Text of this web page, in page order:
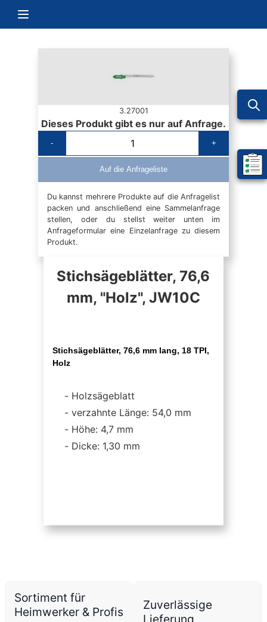
Navigation umschalten
Mein
3.27001
Dieses Produkt gibt es nur auf Anfrage.
- +
Auf die Anfrageliste
Du kannst mehrere Produkte auf die Anfragelist
packen und anschließend eine Sammelanfrage
stellen, oder du stellst weiter unten im
Anfrageformular eine Einzelanfrage zu diesem
Produkt.
Stichsägeblätter, 76,6
mm, "Holz", JW10C
Stichsägeblätter, 76,6 mm lang, 18 TPI,
Holz
Holzsägeblatt
verzahnte Länge: 54,0 mm
Höhe: 4,7 mm
Dicke: 1,30 mm
Sortiment für
Heimwerker & Profis
Zuverlässige
Lieferung